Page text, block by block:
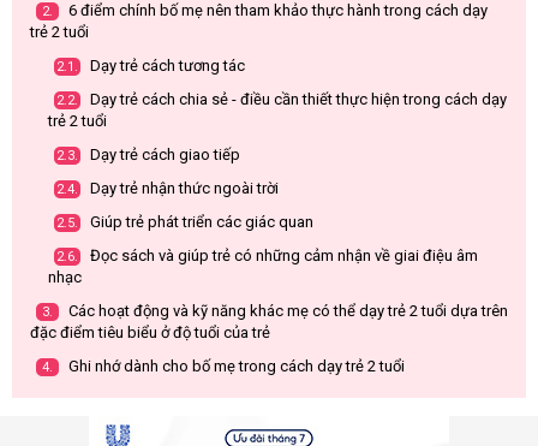
2.
6 điểm chính bố mẹ nên tham khảo thực hành trong cách dạy
trẻ 2 tuổi
2.1. Dạy trẻ cách tương tác
2.2.
Dạy trẻ cách chia sẻ - điều cần thiết thực hiện trong cách dạy
trẻ 2 tuổi
2.3. Dạy trẻ cách giao tiếp
2.4. Dạy trẻ nhận thức ngoài trời
2.5. Giúp trẻ phát triển các giác quan
2.6.
Đọc sách và giúp trẻ có những cảm nhận về giai điệu âm
nhạc
3.
Các hoạt động và kỹ năng khác mẹ có thể dạy trẻ 2 tuổi dựa trên
đặc điểm tiêu biểu ở độ tuổi của trẻ
4. Ghi nhớ dành cho bố mẹ trong cách dạy trẻ 2 tuổi